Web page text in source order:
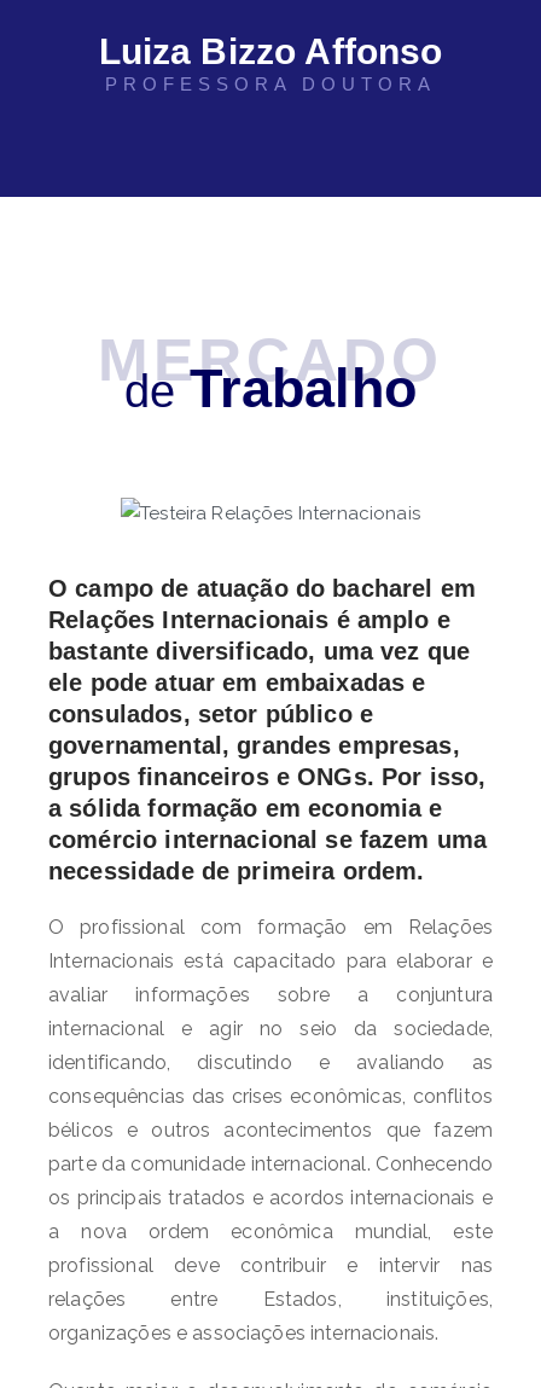
Luiza Bizzo Affonso
PROFESSORA DOUTORA
MERCADO
deTrabalho
O campo de atuação do bacharel em
Relações Internacionais é amplo e
bastante diversificado, uma vez que
ele pode atuar em embaixadas e
consulados, setor público e
governamental, grandes empresas,
grupos financeiros e ONGs. Por isso,
a sólida formação em economia e
comércio internacional se fazem uma
necessidade de primeira ordem.
O profissional com formação em Relações
Internacionais está capacitado para elaborar e
avaliar informações sobre a conjuntura
internacional e agir no seio da sociedade,
identificando, discutindo e avaliando as
consequências das crises econômicas, conflitos
bélicos e outros acontecimentos que fazem
parte da comunidade internacional. Conhecendo
os principais tratados e acordos internacionais e
a nova ordem econômica mundial, este
profissional deve contribuir e intervir nas
relações entre Estados, instituições,
organizações e associações internacionais.